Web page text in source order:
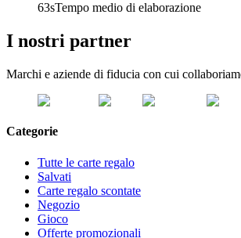
63sTempo medio di elaborazione
I nostri partner
Marchi e aziende di fiducia con cui
Categorie
Tutte le carte regalo
Salvati
Carte regalo scontate
Negozio
Gioco
Offerte promozionali